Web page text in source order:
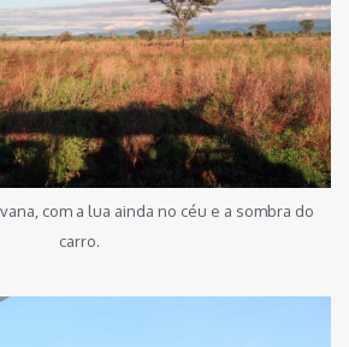
com a lua ainda no céu e a sombra do
carro.